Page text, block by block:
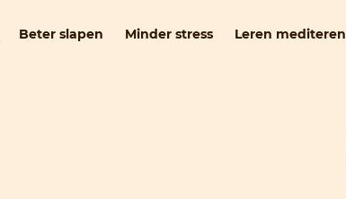
Beter slapen Minder stress Leren mediteren